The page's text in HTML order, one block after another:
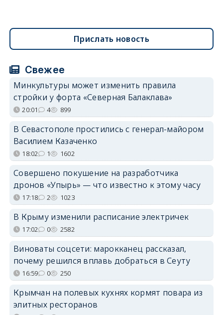
Прислать новость
Свежее
Минкультуры может изменить правила
стройки у форта «Северная Балаклава»
20:01 4 899
В Севастополе простились с генерал-майором
Василием Казаченко
18:02 1 1602
Совершено покушение на разработчика
дронов «Упырь» — что известно к этому часу
17:18 2 1023
В Крыму изменили расписание электричек
17:02 0 2582
Виноваты соцсети: марокканец рассказал,
почему решился вплавь добраться в Сеуту
16:59 0 250
Крымчан на полевых кухнях кормят повара из
элитных ресторанов